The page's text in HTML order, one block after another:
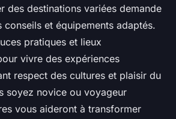
des destinations variées demande
conseils et équipements adaptés.
pratiques et lieux
vivre des expériences
respect des cultures et plaisir du
soyez novice ou voyageur
vous aideront à transformer